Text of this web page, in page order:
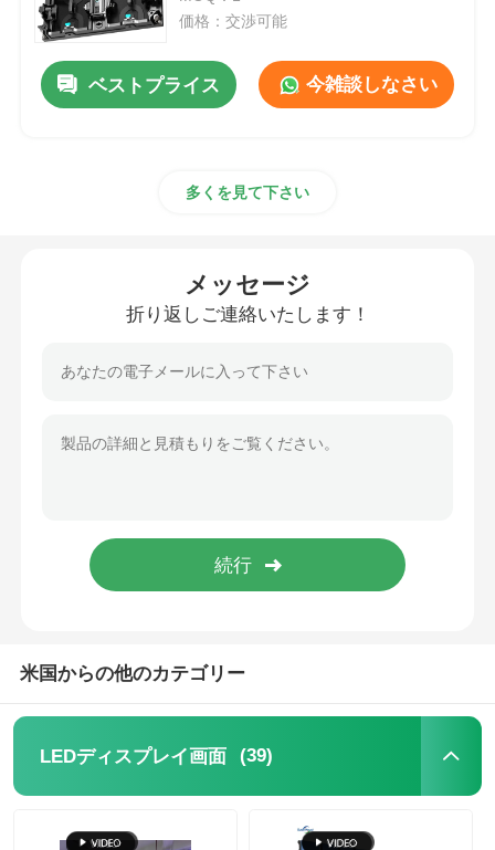
引金 を 求め て ください
LEDディスプレイ画面
SMD LEDスクリーン
屋外の導かれた看板
価格：交渉可能
ベストプライス 今雑談しなさい
多くを見て下さい
メッセージ
折り返しご連絡いたします！
米国からの他のカテゴリー
LEDディスプレイ画面 (39)